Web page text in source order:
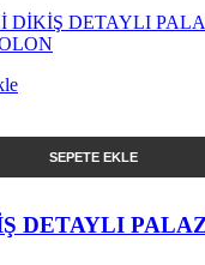
SEPETE EKLE
DETAYLI